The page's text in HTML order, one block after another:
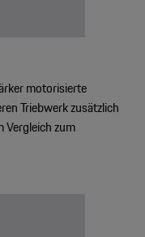
motorisierte
Triebwerk zusätzlich
Vergleich zum